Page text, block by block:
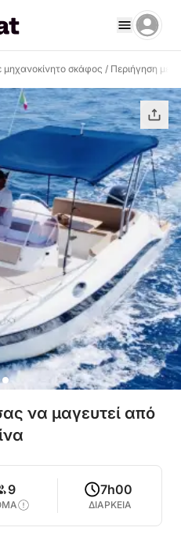
μηχανοκίνητο σκάφος / Περιήγηση με
να μαγευτεί από
9 7h00
ΔΙΑΡΚΕΙΑ